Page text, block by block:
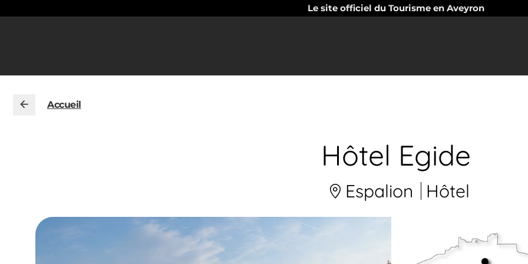
Le site officiel du Tourisme en Aveyron
Accueil
Hôtel Egide
Espalion Hôtel